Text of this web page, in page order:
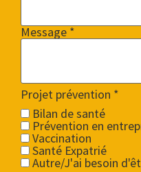
Message *
Projet prévention *
Bilan de santé
Prévention en
Vaccination
Santé Expatrié
Autre/J'ai besoin